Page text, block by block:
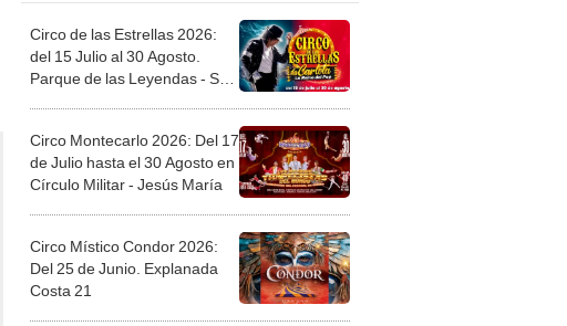
Circo de las Estrellas 2026:
del 15 Julio al 30 Agosto.
Parque de las Leyendas - San
Circo Montecarlo 2026: Del 17
de Julio hasta el 30 Agosto en
Círculo Militar - Jesús María
Circo Místico Condor 2026:
Del 25 de Junio. Explanada
Costa 21